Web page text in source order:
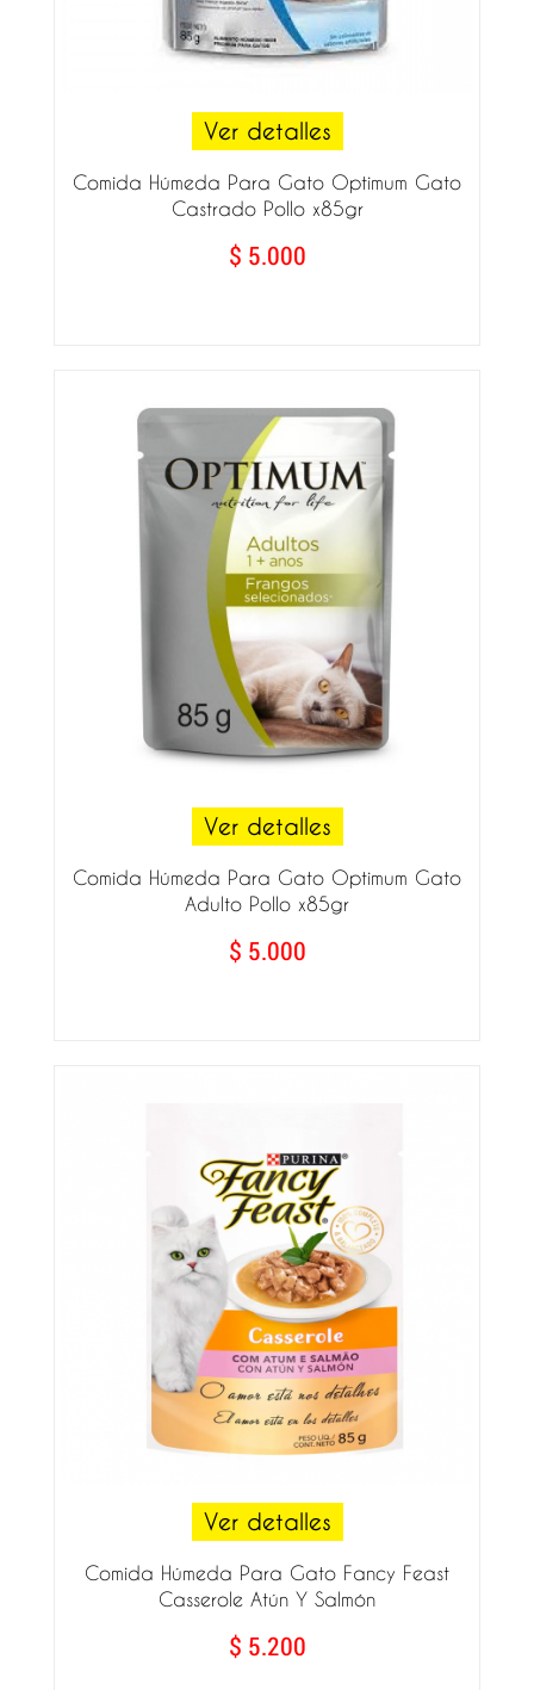
Ver detalles
Comida Húmeda Para Gato Optimum Gato
Castrado Pollo x85gr
$ 5.000
Ver detalles
Comida Húmeda Para Gato Optimum Gato
Adulto Pollo x85gr
$ 5.000
Ver detalles
Comida Húmeda Para Gato Fancy Feast
Casserole Atún Y Salmón
$ 5.200